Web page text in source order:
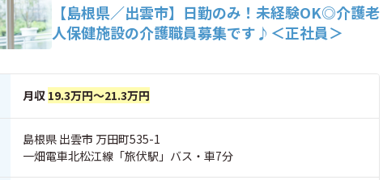
【島根県／出雲市】日勤のみ！未経験OK◎介護老
人保健施設の介護職員募集です♪＜正社員＞
月収 19.3万円～21.3万円
島根県 出雲市 万田町535-1
一畑電車北松江線「旅伏駅」バス・車7分